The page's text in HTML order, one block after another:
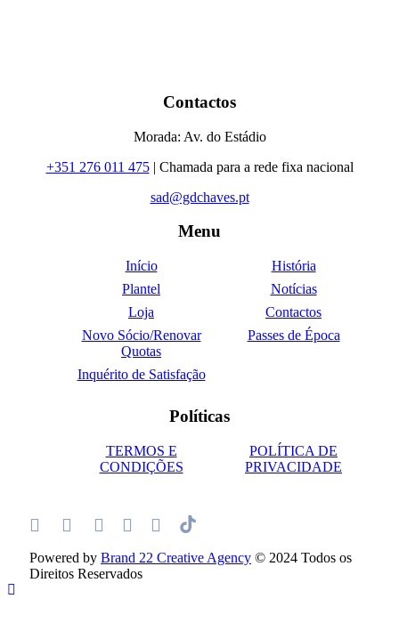
Contactos
Morada: Av. do Estádio
+351 276 011 475| Chamada para a rede fixa nacional
sad@gdchaves.pt
Menu
Início
História
Plantel
Notícias
Loja
Contactos
Novo Sócio/Renovar
Quotas
Passes de Época
Inquérito de Satisfação
Políticas
TERMOS E
CONDIÇÕES
POLÍTICA DE
PRIVACIDADE
Powered by Brand 22 Creative Agency © 2024 Todos os
Direitos Reservados